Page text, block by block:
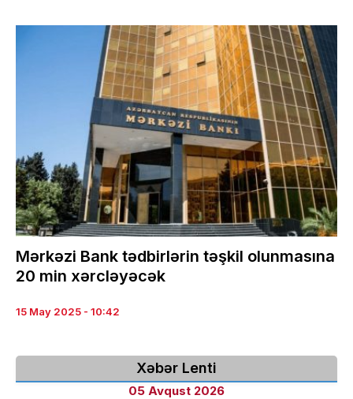
Mərkəzi Bank tədbirlərin təşkil olunmasına
20 min xərcləyəcək
15 May 2025 - 10:42
Xəbər Lenti
05 Avqust 2026